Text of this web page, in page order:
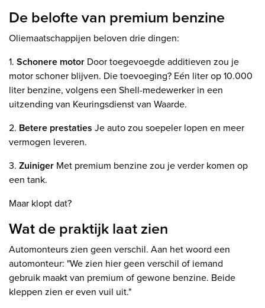
De belofte van premium benzine
Oliemaatschappijen beloven drie dingen:
1. Schonere motor Door toegevoegde additieven zou je
motor schoner blijven. Die toevoeging? Eén liter op 10.000
liter benzine, volgens een Shell-medewerker in een
uitzending van Keuringsdienst van Waarde.
2. Betere prestaties Je auto zou soepeler lopen en meer
vermogen leveren.
3. Zuiniger Met premium benzine zou je verder komen op
een tank.
Maar klopt dat?
Wat de praktijk laat zien
Automonteurs zien geen verschil. Aan het woord een
automonteur: "We zien hier geen verschil of iemand
gebruik maakt van premium of gewone benzine. Beide
kleppen zien er even vuil uit."